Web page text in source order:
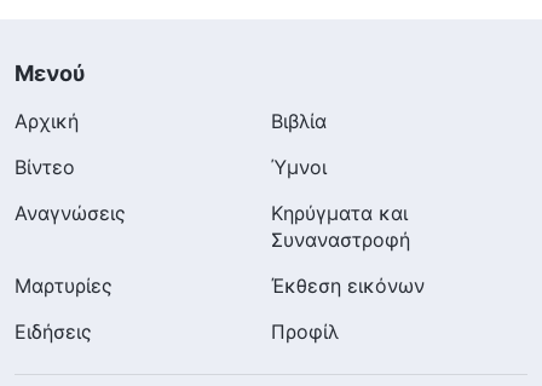
Μενού
Αρχική
Βιβλία
Βίντεο
Ύμνοι
Αναγνώσεις
Κηρύγματα και
Συναναστροφή
Μαρτυρίες
Έκθεση εικόνων
Ειδήσεις
Προφίλ